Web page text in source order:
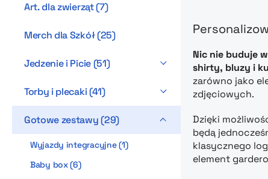
Art. dla zwierząt(7)
Merch dla Szkół(25)
Jedzenie i Picie(51)
Torby i plecaki(41)
Gotowe zestawy(29)
Wyjazdy integracyjne(1)
Baby box(6)
Nic nie buduje
shirty, bluzy i
zarówno jako
zdjęciowych.
Dzięki
będą
klasycznego
element